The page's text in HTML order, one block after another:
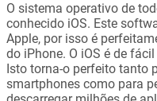
O sistema operativo de
conhecido iOS. Este
Apple, por isso é
do iPhone. O iOS é de
Isto torna-o perfeito tanto
smartphones como para